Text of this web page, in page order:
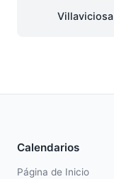
Villaviciosa
Calendarios
Página de Inicio